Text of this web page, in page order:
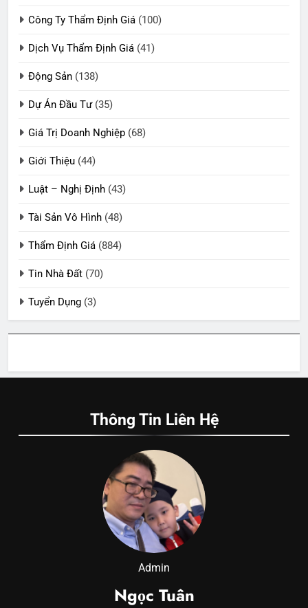
Công Ty Thẩm Định Giá (100)
Dịch Vụ Thẩm Định Giá (41)
Động Sản (138)
Dự Án Đầu Tư(35)
Giá Trị Doanh Nghiệp (68)
Giới Thiệu (44)
Luật – Nghị Định (43)
Tài Sản Vô Hình (48)
Thẩm Định Giá (884)
Tin Nhà Đất (70)
Tuyển Dụng (3)
Thông Tin Liên Hệ
Admin
Ngọc Tuân